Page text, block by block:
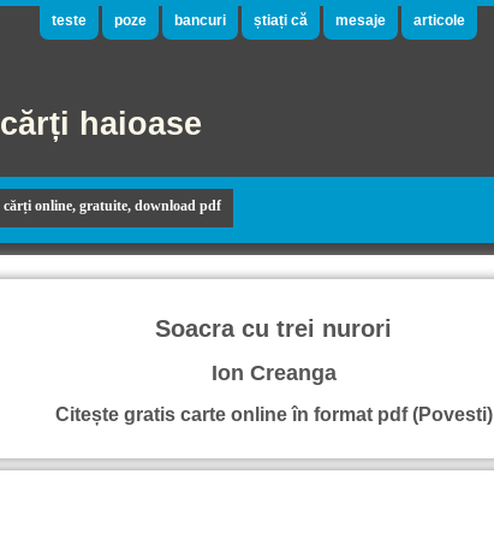
teste poze bancuri știați că mesaje articole
cărți haioase
cărți online, gratuite, download pdf
Soacra cu trei nurori
Ion Creanga
Citește gratis carte online în format pdf (Povesti)